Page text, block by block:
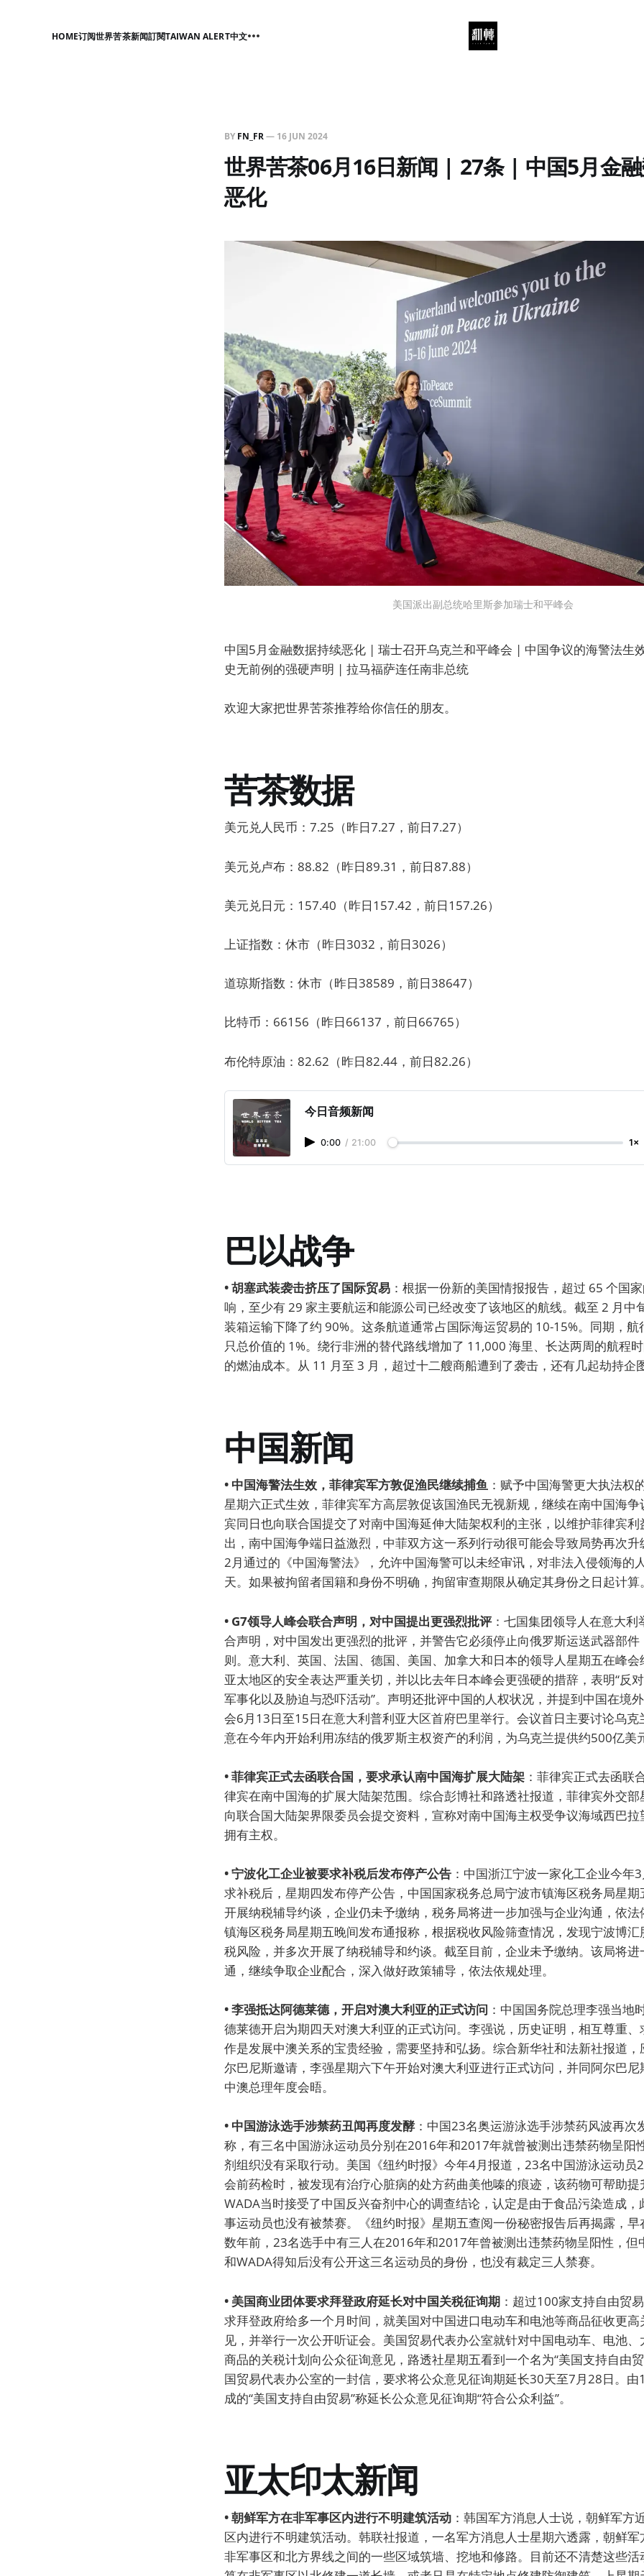
HOME订阅世界苦茶新闻訂閱TAIWAN ALERT中文
BY FN_FR— 16 JUN 2024
世界苦茶06月16日新闻 | 27条 | 中国5月金
恶化
美国派出副总统哈里斯参加瑞士和平峰会
中国5月金融数据持续恶化 | 瑞士召开乌克兰和平峰会 | 中国争议的海警法生
史无前例的强硬声明 | 拉马福萨连任南非总统
欢迎大家把世界苦茶推荐给你信任的朋友。
苦茶数据
美元兑人民币：7.25（昨日7.27，前日7.27）
美元兑卢布：88.82（昨日89.31，前日87.88）
美元兑日元：157.40（昨日157.42，前日157.26）
上证指数：休市（昨日3032，前日3026）
道琼斯指数：休市（昨日38589，前日38647）
比特币：66156（昨日66137，前日66765）
布伦特原油：82.62（昨日82.44，前日82.26）
今日音频新闻
0:00 / 21:00 1×
巴以战争
• 胡塞武装袭击挤压了国际贸易 ：根据一份新的美国情报报告，超过 65 个国
响，至少有 29 家主要航运和能源公司已经改变了该地区的航线。截至 2 月中
装箱运输下降了约 90%。这条航道通常占国际海运贸易的 10-15%。同期，
只总价值的 1%。绕行非洲的替代路线增加了 11,000 海里、长达两周的航程
的燃油成本。从 11 月至 3 月，超过十二艘商船遭到了袭击，还有几起劫持企图
中国新闻
• 中国海警法生效，菲律宾军方敦促渔民继续捕鱼 ：赋予中国海警更大执法权
星期六正式生效，菲律宾军方高层敦促该国渔民无视新规，继续在南中国海
宾同日也向联合国提交了对南中国海延伸大陆架权利的主张，以维护菲律宾利
出，南中国海争端日益激烈，中菲双方这一系列行动很可能会导致局势再次
2月通过的《中国海警法》，允许中国海警可以未经审讯，对非法入侵领海的
天。如果被拘留者国籍和身份不明确，拘留审查期限从确定其身份之日起计算。
• G7领导人峰会联合声明，对中国提出更强烈批评：七国集团领导人在意大利
合声明，对中国发出更强烈的批评，并警告它必须停止向俄罗斯运送武器部
则。意大利、英国、法国、德国、美国、加拿大和日本的领导人星期五在峰
亚太地区的安全表达严重关切，并以比去年日本峰会更强硬的措辞，表明“反
军事化以及胁迫与恐吓活动”。声明还批评中国的人权状况，并提到中国在境
会6月13日至15日在意大利普利亚大区首府巴里举行。会议首日主要讨论乌克
意在今年内开始利用冻结的俄罗斯主权资产的利润，为乌克兰提供约500亿美
• 菲律宾正式去函联合国，要求承认南中国海扩展大陆架 ：菲律宾正式去函联
律宾在南中国海的扩展大陆架范围。综合彭博社和路透社报道，菲律宾外交
向联合国大陆架界限委员会提交资料，宣称对南中国海主权受争议海域西巴
拥有主权。
• 宁波化工企业被要求补税后发布停产公告 ：中国浙江宁波一家化工企业今年
求补税后，星期四发布停产公告，中国国家税务总局宁波市镇海区税务局星
开展纳税辅导约谈，企业仍未予缴纳，税务局将进一步加强与企业沟通，依
镇海区税务局星期五晚间发布通报称，根据税收风险筛查情况，发现宁波博
税风险，并多次开展了纳税辅导和约谈。截至目前，企业未予缴纳。该局将
通，继续争取企业配合，深入做好政策辅导，依法依规处理。
• 李强抵达阿德莱德，开启对澳大利亚的正式访问 ：中国国务院总理李强当地
德莱德开启为期四天对澳大利亚的正式访问。李强说，历史证明，相互尊重
作是发展中澳关系的宝贵经验，需要坚持和弘扬。综合新华社和法新社报道
尔巴尼斯邀请，李强星期六下午开始对澳大利亚进行正式访问，并同阿尔巴
中澳总理年度会晤。
• 中国游泳选手涉禁药丑闻再度发酵：中国23名奥运游泳选手涉禁药风波再次
称，有三名中国游泳运动员分别在2016年和2017年就曾被测出违禁药物呈阳
剂组织没有采取行动。美国《纽约时报》今年4月报道，23名中国游泳运动员
会前药检时，被发现有治疗心脏病的处方药曲美他嗪的痕迹，该药物可帮助提
WADA当时接受了中国反兴奋剂中心的调查结论，认定是由于食品污染造成
事运动员也没有被禁赛。《纽约时报》星期五查阅一份秘密报告后再揭露，
数年前，23名选手中有三人在2016年和2017年曾被测出违禁药物呈阳性，但
和WADA得知后没有公开这三名运动员的身份，也没有裁定三人禁赛。
• 美国商业团体要求拜登政府延长对中国关税征询期 ：超过100家支持自由贸
求拜登政府给多一个月时间，就美国对中国进口电动车和电池等商品征收更
见，并举行一次公开听证会。美国贸易代表办公室就针对中国电动车、电池
商品的关税计划向公众征询意见，路透社星期五看到一个名为“美国支持自由
国贸易代表办公室的一封信，要求将公众意见征询期延长30天至7月28日。由
成的“美国支持自由贸易”称延长公众意见征询期“符合公众利益”。
亚太印太新闻
• 朝鲜军方在非军事区内进行不明建筑活动 ：韩国军方消息人士说，朝鲜军方
区内进行不明建筑活动。韩联社报道，一名军方消息人士星期六透露，朝鲜
非军事区和北方界线之间的一些区域筑墙、挖地和修路。目前还不清楚这些